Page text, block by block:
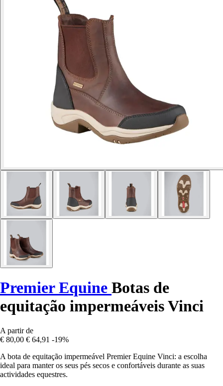
Premier Equine Botas de
equitação impermeáveis Vinci
A partir de
€ 80,00 € 64,91 -19%
A bota de equitação impermeável Premier Equine Vinci: a escolha
ideal para manter os seus pés secos e confortáveis durante as suas
actividades equestres.